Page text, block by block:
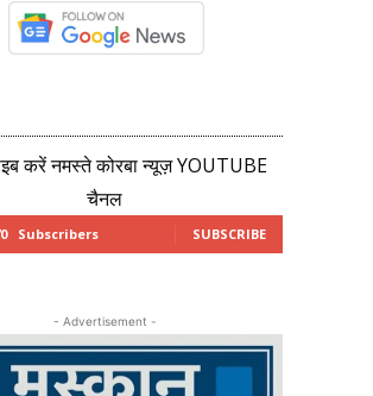
करें नमस्ते कोरबा न्यूज़ YOUTUBE
चैनल
Subscribers SUBSCRIBE
- Advertisement -